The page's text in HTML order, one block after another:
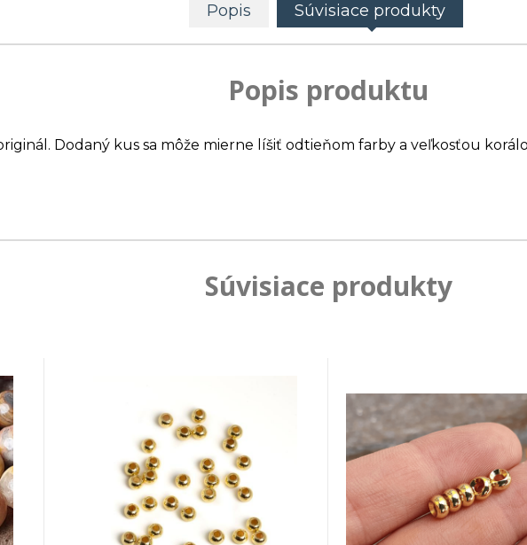
Popis Súvisiace produkty
Popis produktu
Dodaný kus sa môže mierne líšiť odtieňom farby a veľkosťou
Súvisiace produkty